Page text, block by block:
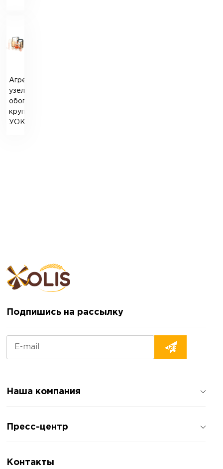
Агрегатный
узел
обогащения
круп
УОК-2
Подпишись на рассылку
Наша компания
Отзывы о компании
Пресс-центр
Статьи
Контакты